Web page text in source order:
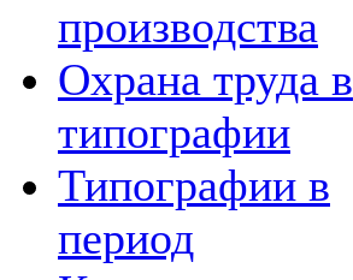
производства
Охрана труда в
типографии
Типографии в
период